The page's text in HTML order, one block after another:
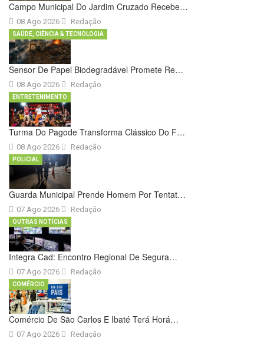
Campo Municipal Do Jardim Cruzado Recebe…
08 Ago 2026 Redação
Sensor De Papel Biodegradável Promete Re…
08 Ago 2026
SAÚDE, CIÊNCIA & TECNOLOGIA
Redação
Turma Do Pagode Transforma Clássico Do F…
08 Ago 2026
ENTRETENIMENTO
Redação
Guarda Municipal Prende Homem Por Tentat…
07 Ago 2026
POLICIAL
Redação
Integra Cad: Encontro Regional De Segura…
07 Ago 2026
OUTRAS NOTÍCIAS
Redação
Comércio De São Carlos E Ibaté Terá Horá…
07 Ago 2026
COMÉRCIO
Redação